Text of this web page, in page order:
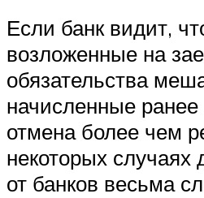
Если банк видит,
возложенные на
обязательства
начисленные
отмена более чем
некоторых случаях
от банков весьма